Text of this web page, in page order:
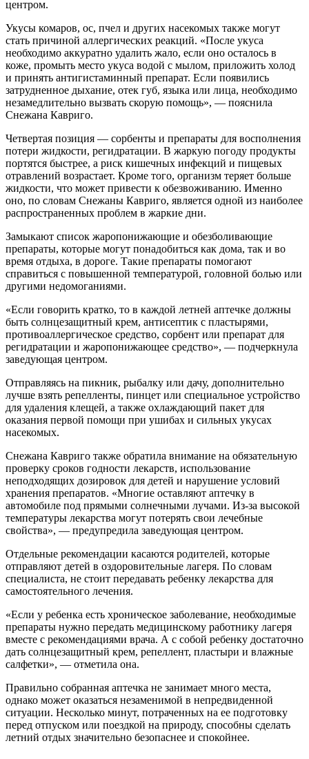
центром.
Укусы комаров, ос, пчел и других насекомых также могут
стать причиной аллергических реакций. «После укуса
необходимо аккуратно удалить жало, если оно осталось в
коже, промыть место укуса водой с мылом, приложить холод
и принять антигистаминный препарат. Если появились
затрудненное дыхание, отек губ, языка или лица, необходимо
незамедлительно вызвать скорую помощь», — пояснила
Снежана Кавриго.
Четвертая позиция — сорбенты и препараты для восполнения
потери жидкости, регидратации. В жаркую погоду продукты
портятся быстрее, а риск кишечных инфекций и пищевых
отравлений возрастает. Кроме того, организм теряет больше
жидкости, что может привести к обезвоживанию. Именно
оно, по словам Снежаны Кавриго, является одной из наиболее
распространенных проблем в жаркие дни.
Замыкают список жаропонижающие и обезболивающие
препараты, которые могут понадобиться как дома, так и во
время отдыха, в дороге. Такие препараты помогают
справиться с повышенной температурой, головной болью или
другими недомоганиями.
«Если говорить кратко, то в каждой летней аптечке должны
быть солнцезащитный крем, антисептик с пластырями,
противоаллергическое средство, сорбент или препарат для
регидратации и жаропонижающее средство», — подчеркнула
заведующая центром.
Отправляясь на пикник, рыбалку или дачу, дополнительно
лучше взять репелленты, пинцет или специальное устройство
для удаления клещей, а также охлаждающий пакет для
оказания первой помощи при ушибах и сильных укусах
насекомых.
Снежана Кавриго также обратила внимание на обязательную
проверку сроков годности лекарств, использование
неподходящих дозировок для детей и нарушение условий
хранения препаратов. «Многие оставляют аптечку в
автомобиле под прямыми солнечными лучами. Из-за высокой
температуры лекарства могут потерять свои лечебные
свойства», — предупредила заведующая центром.
Отдельные рекомендации касаются родителей, которые
отправляют детей в оздоровительные лагеря. По словам
специалиста, не стоит передавать ребенку лекарства для
самостоятельного лечения.
«Если у ребенка есть хроническое заболевание, необходимые
препараты нужно передать медицинскому работнику лагеря
вместе с рекомендациями врача. А с собой ребенку достаточно
дать солнцезащитный крем, репеллент, пластыри и влажные
салфетки», — отметила она.
Правильно собранная аптечка не занимает много места,
однако может оказаться незаменимой в непредвиденной
ситуации. Несколько минут, потраченных на ее подготовку
перед отпуском или поездкой на природу, способны сделать
летний отдых значительно безопаснее и спокойнее.